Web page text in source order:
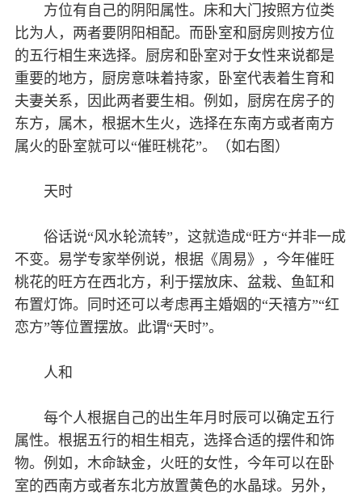
方位有自己的阴阳属性。床和大门按照方位类
比为人，两者要阴阳相配。而卧室和厨房则按方位
的五行相生来选择。厨房和卧室对于女性来说都是
重要的地方，厨房意味着持家，卧室代表着生育和
夫妻关系，因此两者要生相。例如，厨房在房子的
东方，属木，根据木生火，选择在东南方或者南方
属火的卧室就可以“催旺桃花”。（如右图）
天时
俗话说“风水轮流转”，这就造成“旺方“并非一成
不变。易学专家举例说，根据《周易》，今年催旺
桃花的旺方在西北方，利于摆放床、盆栽、鱼缸和
布置灯饰。同时还可以考虑再主婚姻的“天禧方”“红
恋方”等位置摆放。此谓“天时”。
人和
每个人根据自己的出生年月时辰可以确定五行
属性。根据五行的相生相克，选择合适的摆件和饰
物。例如，木命缺金，火旺的女性，今年可以在卧
室的西南方或者东北方放置黄色的水晶球。另外，